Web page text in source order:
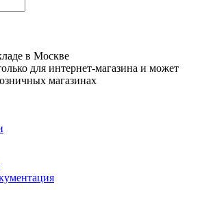
в Москве
для интернет-магазина и может
магазинах